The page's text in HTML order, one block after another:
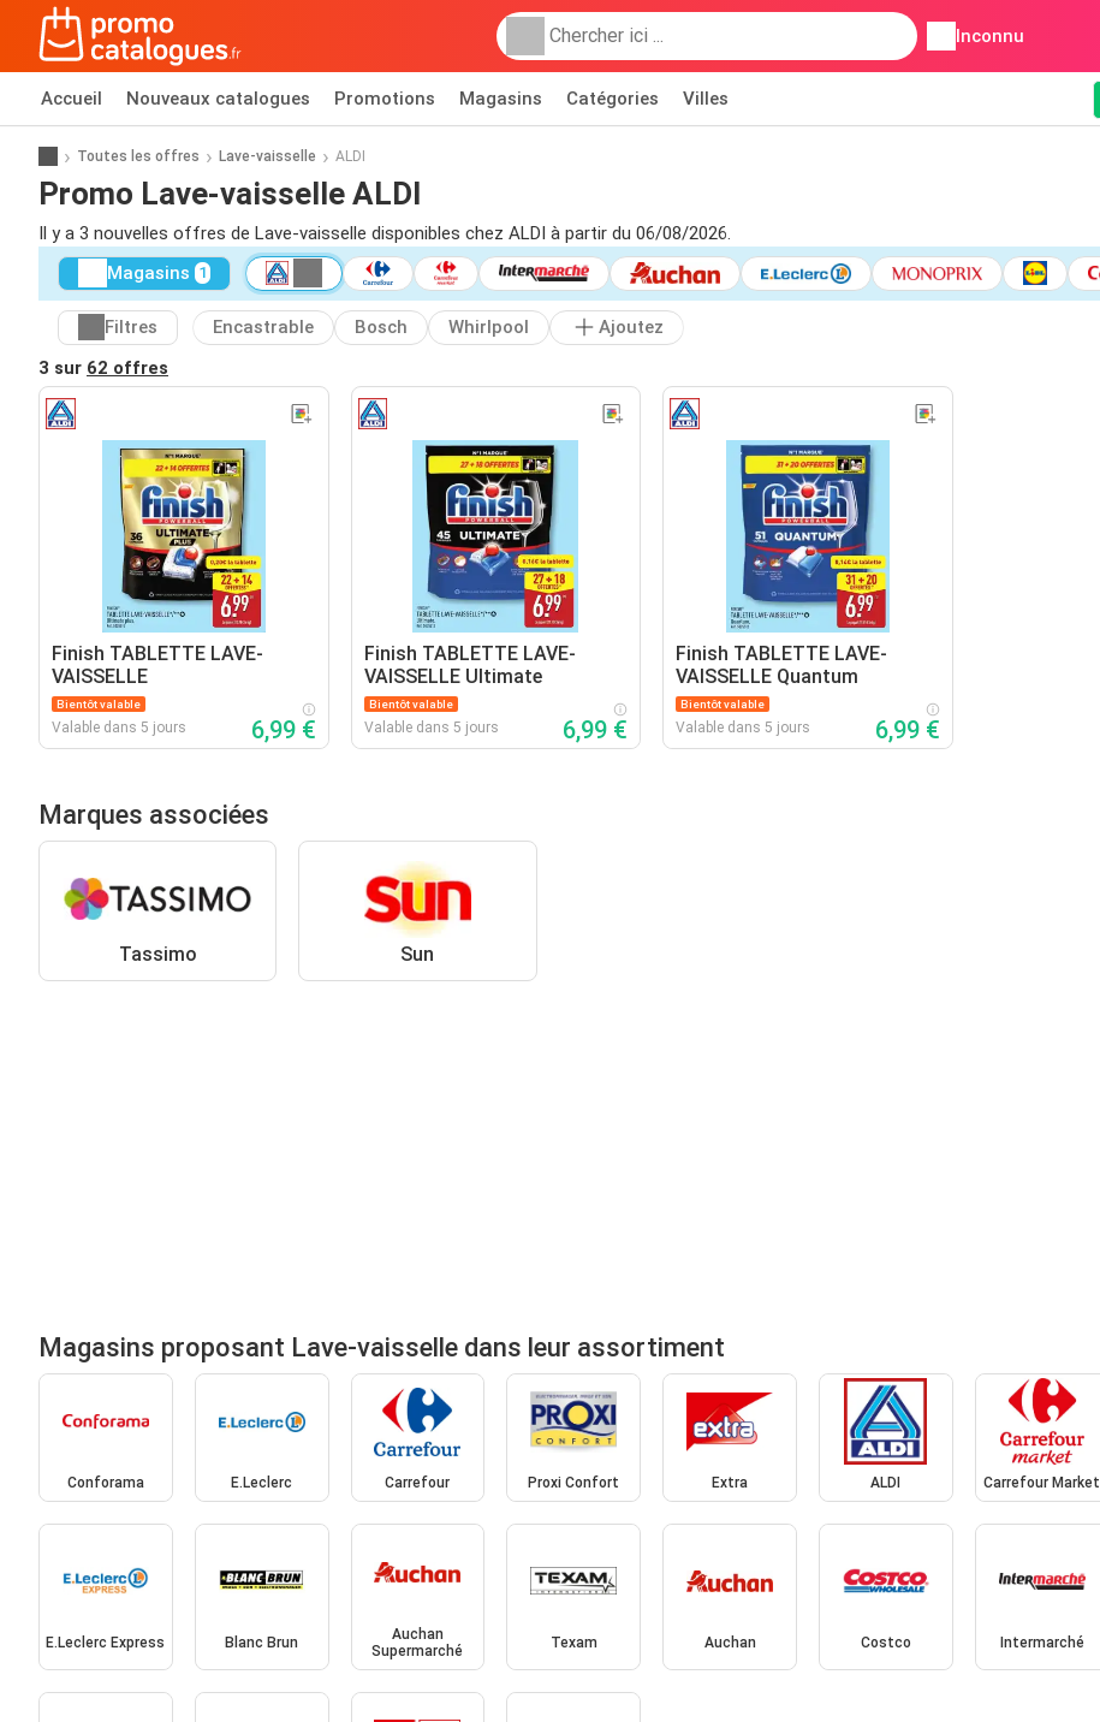
Inconnu
Accueil Nouveaux catalogues Promotions Magasins Catégories Villes
Toutes les offres Lave-vaisselle ALDI
Promo Lave-vaisselle ALDI
Il y a 3 nouvelles offres de Lave-vaisselle disponibles chez ALDI à partir du 06/08/2026.
Magasins 1
Filtres Encastrable Bosch Whirlpool
Ajoutez
3 sur 62 offres
Finish TABLETTE LAVE-
VAISSELLE
Bientôt valable
Valable dans 5 jours 6,99 €
Finish TABLETTE LAVE-
VAISSELLE Ultimate
Bientôt valable
Valable dans 5 jours 6,99 €
Finish TABLETTE LAVE-
VAISSELLE Quantum
Bientôt valable
Valable dans 5 jours 6,99 €
Marques associées
Tassimo Sun
Magasins proposant Lave-vaisselle dans leur assortiment
Conforama E.Leclerc Carrefour Proxi Confort Extra ALDI Carrefour Market
E.Leclerc Express Blanc Brun
Auchan
Supermarché
Texam Auchan Costco Intermarché